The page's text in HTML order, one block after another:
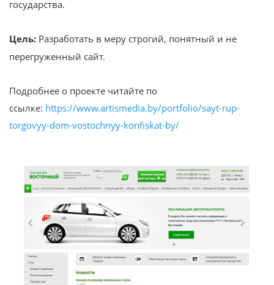
государства.
Цель: Разработать в меру строгий, понятный и не
перегруженный сайт.
Подробнее о проекте читайте по
ссылке: https://www.artismedia.by/portfolio/sayt-rup-
torgovyy-dom-vostochnyy-konfiskat-by/